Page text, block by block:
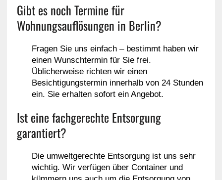
Gibt es noch Termine für
Wohnungsauflösungen in Berlin?
Fragen Sie uns einfach – bestimmt haben wir
einen Wunschtermin für Sie frei.
Üblicherweise richten wir einen
Besichtigungstermin innerhalb von 24 Stunden
ein. Sie erhalten sofort ein Angebot.
Ist eine fachgerechte Entsorgung
garantiert?
Die umweltgerechte Entsorgung ist uns sehr
wichtig. Wir verfügen über Container und